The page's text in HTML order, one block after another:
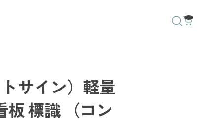
サイン）軽量
板 標識 （コン